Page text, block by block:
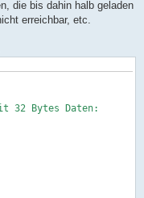
die bis dahin halb geladen
erreichbar, etc.
32 Bytes Daten: